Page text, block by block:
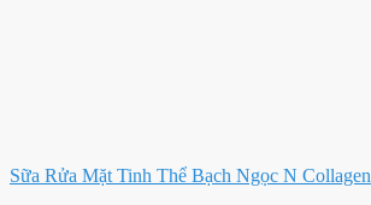
Sữa Rửa Mặt Tinh Thể Bạch Ngọc N Collagen